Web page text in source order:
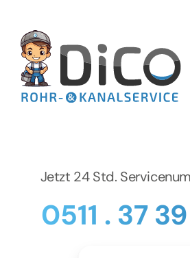
springen
Home
Services
Preise
Jetzt 24 Std.
0511 . 37